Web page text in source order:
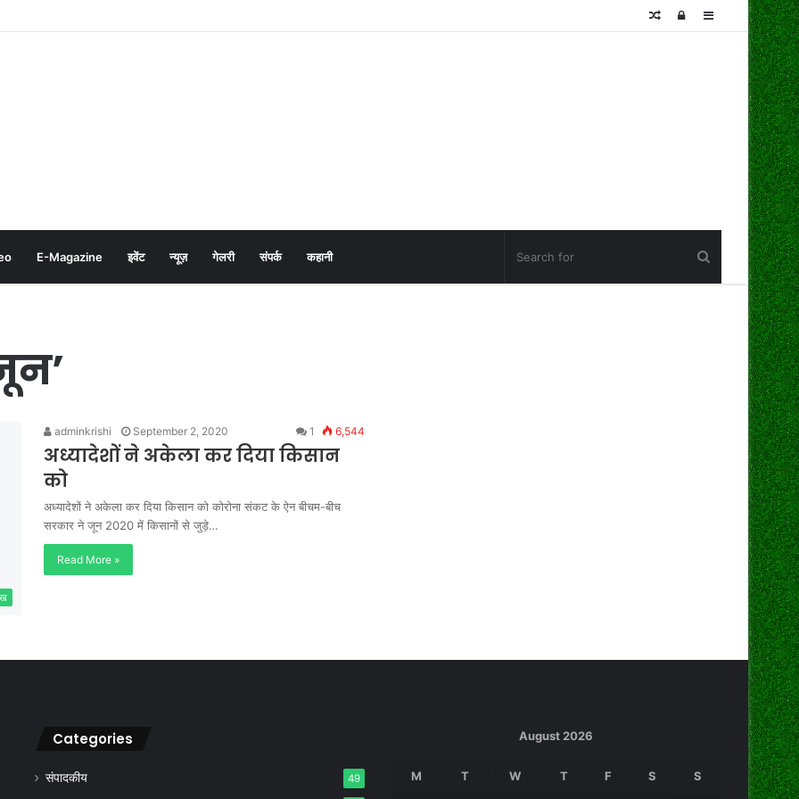
Sidebar
Log
Random
E-Magazine इवेंट न्यूज़ गेलरी संपर्क कहानी
adminkrishi September 2, 2020 1 6,544
अध्यादेशों ने अकेला कर दिया किसान
को
अध्यादेशों ने अकेला कर दिया किसान को कोरोना संकट के ऐन बीचम-बीच
सरकार ने जून 2020 में किसानों से जुड़े…
Read More »
Categories
संपादकीय 49
August 2026
M T W T F S S